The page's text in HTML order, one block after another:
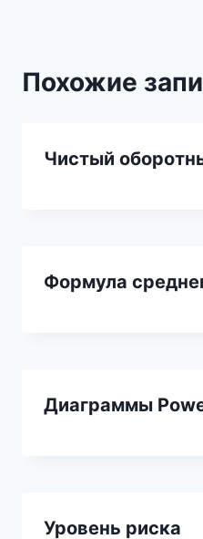
Похожие
Чистый
Формула
Диаграммы
Уровень риска